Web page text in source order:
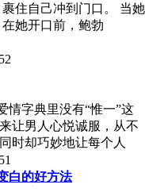
住自己冲到门口。 当她
她开口前，鲍勃
情字典里没有“惟一”这
让男人心悦诚服，从不
时却巧妙地让每个人
白的好方法